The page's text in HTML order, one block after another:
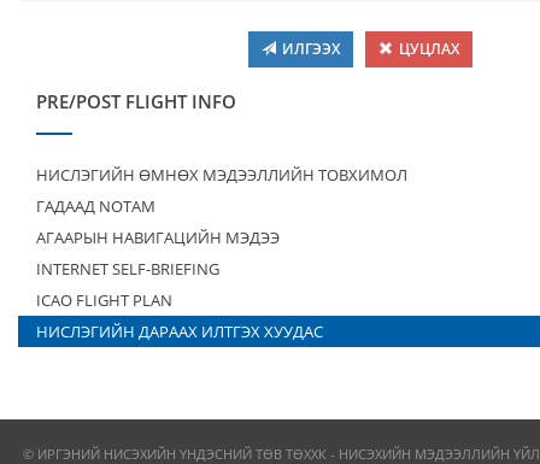
ИЛГЭЭХ ЦУЦЛАХ
PRE/POST FLIGHT INFO
НИСЛЭГИЙН ӨМНӨХ МЭДЭЭЛЛИЙН ТОВХИМОЛ
ГАДААД NOTAM
АГААРЫН НАВИГАЦИЙН МЭДЭЭ
INTERNET SELF-BRIEFING
ICAO FLIGHT PLAN
НИСЛЭГИЙН ДАРААХ ИЛТГЭХ ХУУДАС
© ИРГЭНИЙ НИСЭХИЙН ҮНДЭСНИЙ ТӨВ ТӨХХК - НИСЭХИЙН МЭДЭЭЛЛИЙН